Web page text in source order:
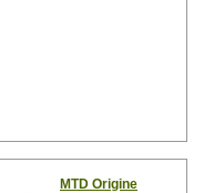
MTD Origine